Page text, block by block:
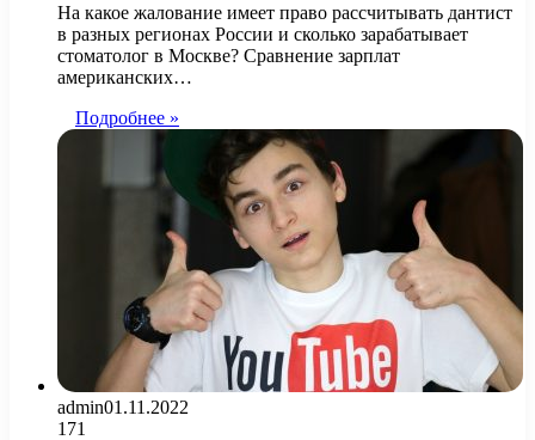
На какое жалование имеет право рассчитывать дантист
в разных регионах России и сколько зарабатывает
стоматолог в Москве? Сравнение зарплат
американских…
Подробнее »
admin01.11.2022
171